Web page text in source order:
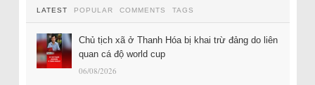
LATEST POPULAR COMMENTS TAGS
Chủ tịch xã ở Thanh Hóa bị khai trừ đảng do liên
quan cá độ world cup
06/08/2026